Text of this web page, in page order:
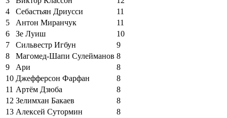
4
Себастьян Дриусси
11
5
Антон Миранчук
11
6
Зе Луиш
10
7
Сильвестр Игбун
9
8
Магомед-Шапи Сулейманов 8
9
Ари
8
10 Джефферсон Фарфан
8
11 Артём Дзюба
8
12 Зелимхан Бакаев
8
13 Алексей Сутормин
8